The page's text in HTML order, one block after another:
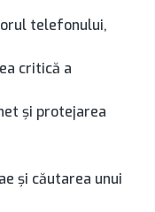
telefonului,
critică a
și protejarea
și căutarea unui